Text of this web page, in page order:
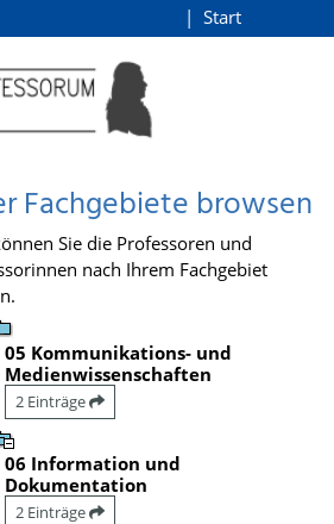
Start
Fachgebiete browsen
Sie die Professoren und
nach Ihrem Fachgebiet
05 Kommunikations- und
Medienwissenschaften
2 Einträge
06 Information und
Dokumentation
2 Einträge